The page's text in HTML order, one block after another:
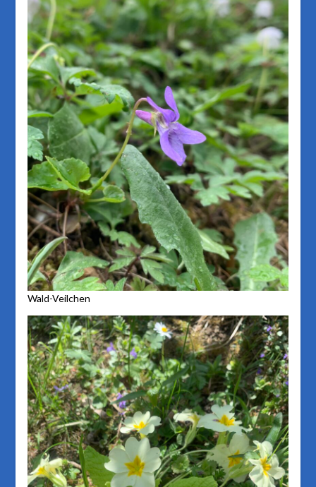
Wald-Veilchen